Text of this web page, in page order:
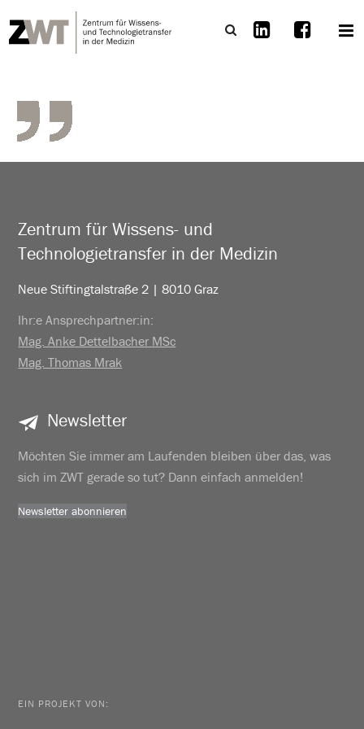
Zentrum für Wissens- und
Technologietransfer in der Medizin
Neue Stiftingtalstraße 2 | 8010 Graz
Ihr:e Ansprechpartner:in:
Mag. Anke Dettelbacher MSc
Mag. Thomas Mrak
Newsletter
Möchten Sie immer am Laufenden bleiben über das, was
sich im ZWT gerade so tut? Dann einfach anmelden!
Newsletter abonnieren
EIN PROJEKT VON: